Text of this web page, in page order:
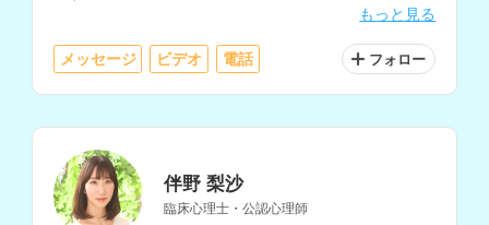
もっと見る
メッセージ ビデオ 電話 フォロー
伴野 梨沙
臨床心理士・公認心理師